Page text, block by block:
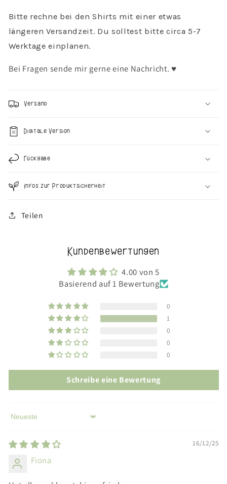
Bitte rechne bei den Shirts mit einer etwas
längeren Versandzeit. Du solltest bitte circa 5-7
Werktage einplanen.
Bei Fragen sende mir gerne eine Nachricht. ♥︎
Versand
Digitale Version
Rückgabe
Infos zur Produktsicherheit
Teilen
Kundenbewertungen
4.00 von 5
Basierend auf 1 Bewertung
0
1
0
0
0
Schreibe eine Bewertung
Sort by
16/12/25
Fiona